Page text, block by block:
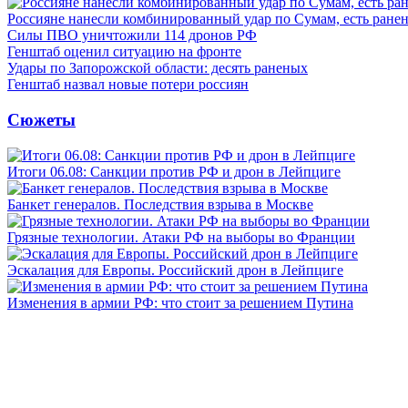
Россияне нанесли комбинированный удар по Сумам, есть
Силы ПВО уничтожили 114 дронов РФ
Генштаб оценил ситуацию на фронте
Удары по Запорожской области: десять раненых
Генштаб назвал новые потери россиян
Сюжеты
Итоги 06.08: Санкции против РФ и дрон в Лейпциге
Банкет генералов. Последствия взрыва в Москве
Грязные технологии. Атаки РФ на выборы во Франции
Эскалация для Европы. Российский дрон в Лейпциге
Изменения в армии РФ: что стоит за решением Путина